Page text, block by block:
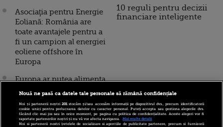
Asociaţia pentru Energie
Eoliană: România are
toate avantajele pentru a
fi un campion al energiei
eoliene offshore în
Europa
Europa ar putea alimenta
cu energie eoliană
2050. Aproape jumătate
din suprafața
10 reguli pentru decizii
financiare inteligente
Nouă ne pasă ca datele tale personale să rămână confidențiale
Noi și partenerii noștri201stocăm și/sau accesăm informații pe dispozitivul dvs., precum identificatorii
cookie unici pentru prelucrarea datelor cu caracter personal. Puteți accepta sau gestiona alegerile dvs.
făcând clic mai jos sau în orice moment, pe pagina cu politica de confidențialitate. Aceste alegeri vor fi
raportate partenerilor noștri și nu vă vor afecta navigarea.
Mai multe detalii
Noi si partenerii nostri (retelele de socializare si agentiile de publicitate partenere, precum si furnizorii